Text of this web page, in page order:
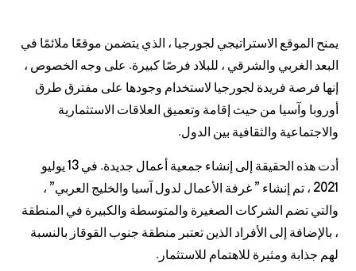
يمنح الموقع الاستراتيجي لجورجيا ، الذي يتضمن موقعًا ملائمًا في
البعد الغربي والشرقي ، للبلاد فرصًا كبيرة. على وجه الخصوص ،
إنها فرصة فريدة لجورجيا لاستخدام وجودها على مفترق طرق
أوروبا وآسيا من حيث إقامة وتعميق العلاقات الاستثمارية
والاجتماعية والثقافية بين الدول.
أدت هذه الحقيقة إلى إنشاء جمعية أعمال جديدة. في 13 يوليو
2021 ، تم إنشاء ” غرفة الأعمال لدول آسيا والخليج العربي” ،
والتي تضم الشركات الصغيرة والمتوسطة والكبيرة في المنطقة
، بالإضافة إلى الأفراد الذين تعتبر منطقة جنوب القوقاز بالنسبة
لهم جذابة ومثيرة للاهتمام للاستثمار.